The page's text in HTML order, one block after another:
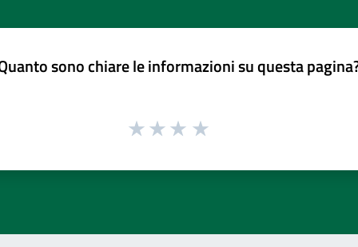
sono chiare le informazioni su questa